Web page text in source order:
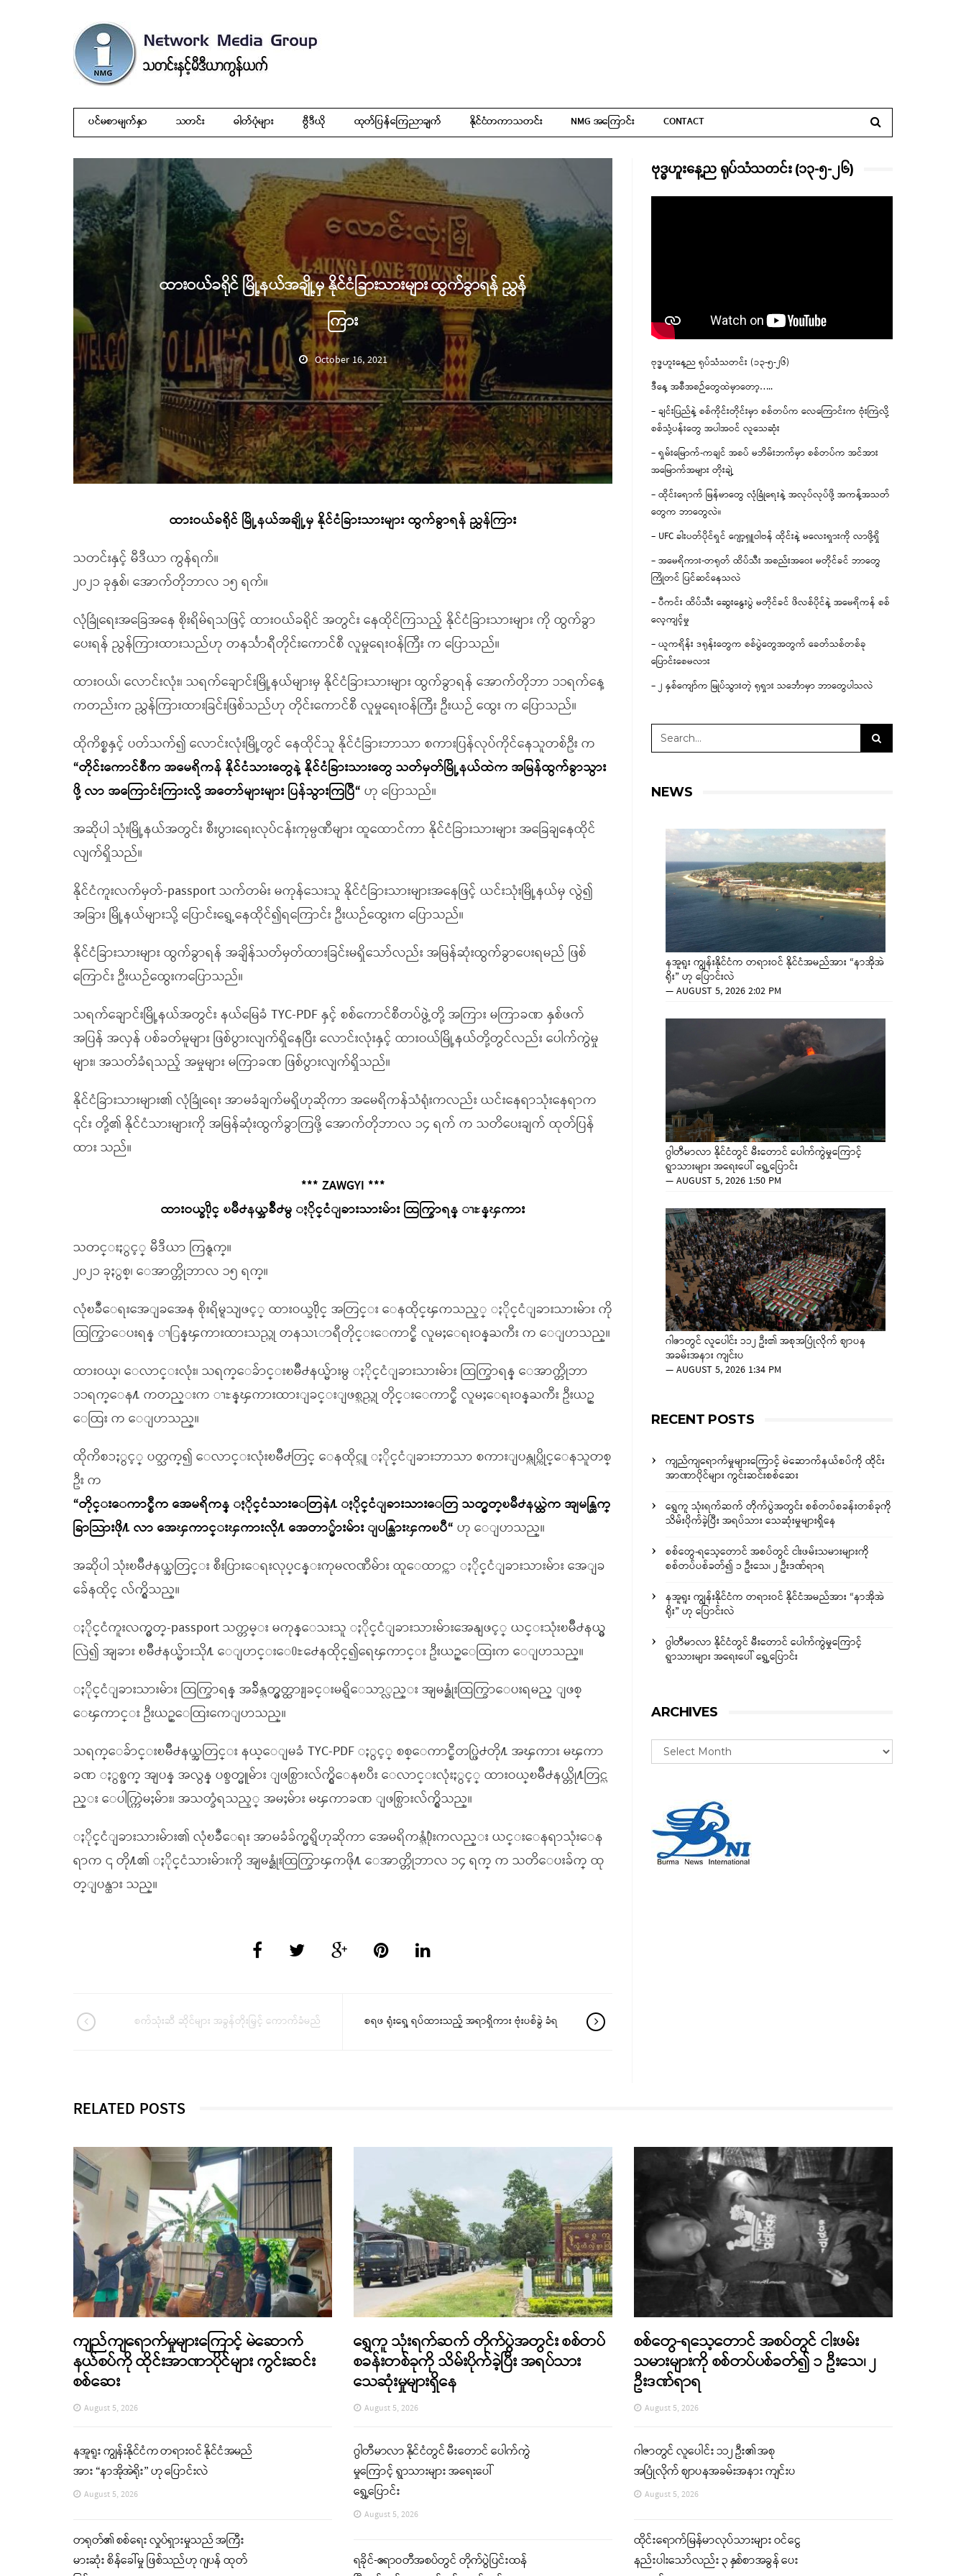
ပင်မစာမျက်နှာ သတင်း ဓါတ်ပုံများ ဗွီဒီယို ထုတ်ပြန်ကြေညာချက် နိုင်ငံတကာသတင်း NMG အကြောင်း CONTACT
ထားဝယ်ခရိုင် မြို့နယ်အချို့မှ နိုင်ငံခြားသားများ ထွက်ခွာရန် ညွှန်
ကြား
October 16, 2021
ထားဝယ်ခရိုင် မြို့နယ်အချို့မှ နိုင်ငံခြားသားများ ထွက်ခွာရန် ညွှန်ကြား
သတင်းနှင့် မီဒီယာ ကွန်ရက်။
၂၀၂၁ ခုနှစ်၊ အောက်တိုဘာလ ၁၅ ရက်။
လုံခြုံရေးအခြေအနေ စိုးရိမ်ရသဖြင့် ထားဝယ်ခရိုင် အတွင်း နေထိုင်ကြသည့် နိုင်ငံခြားသားများ ကို ထွက်ခွာ
ပေးရန် ညွန်ကြားထားသည်ဟု တနင်္သာရီတိုင်းကောင်စီ လူမှုရေးဝန်ကြီး က ပြောသည်။
ထားဝယ်၊ လောင်းလုံး၊ သရက်ချောင်းမြို့နယ်များမှ နိုင်ငံခြားသားများ ထွက်ခွာရန် အောက်တိုဘာ ၁၁ရက်နေ့
ကတည်းက ညွှန်ကြားထားခြင်းဖြစ်သည်ဟု တိုင်းကောင်စီ လူမှုရေးဝန်ကြီး ဦးယဉ် ထွေး က ပြောသည်။
ထိုကိစ္စနှင့် ပတ်သက်၍ လောင်းလုံးမြို့တွင် နေထိုင်သူ နိုင်ငံခြားဘာသာ စကားပြန်လုပ်ကိုင်နေသူတစ်ဦး က
“တိုင်းကောင်စီက အမေရိကန် နိုင်ငံသားတွေနဲ့ နိုင်ငံခြားသားတွေ သတ်မှတ်မြို့နယ်ထဲက အမြန်ထွက်ခွာသွား
ဖို့ လာ အကြောင်းကြားလို့ အတော်များများ ပြန်သွားကြပြီ“ ဟု ပြောသည်။
အဆိုပါ သုံးမြို့နယ်အတွင်း စီးပွားရေးလုပ်ငန်းကုမ္ပဏီများ ထူထောင်ကာ နိုင်ငံခြားသားများ အခြေချနေထိုင်
လျက်ရှိသည်။
နိုင်ငံကူးလက်မှတ်-passport သက်တမ်း မကုန်သေးသူ နိုင်ငံခြားသားများအနေဖြင့် ယင်းသုံးမြို့နယ်မှ လွဲ၍
အခြား မြို့နယ်များသို့ ပြောင်းရွှေ့နေထိုင်၍ရကြောင်း ဦးယဉ်ထွေးက ပြောသည်။
နိုင်ငံခြားသားများ ထွက်ခွာရန် အချိန်သတ်မှတ်ထားခြင်းမရှိသော်လည်း အမြန်ဆုံးထွက်ခွာပေးရမည် ဖြစ်
ကြောင်း ဦးယဉ်ထွေးကပြောသည်။
သရက်ချောင်းမြို့နယ်အတွင်း နယ်မြေခံ TYC-PDF နှင့် စစ်ကောင်စီတပ်ဖွဲ့တို့ အကြား မကြာခဏ နှစ်ဖက်
အပြန် အလှန် ပစ်ခတ်မူများ ဖြစ်ပွားလျက်ရှိနေပြီး လောင်းလုံးနှင့် ထားဝယ်မြို့နယ်တို့တွင်လည်း ပေါက်ကွဲမှု
များ၊ အသတ်ခံရသည့် အမှုများ မကြာခဏ ဖြစ်ပွားလျက်ရှိသည်။
နိုင်ငံခြားသားများ၏ လုံခြုံရေး အာမခံချက်မရှိဟုဆိုကာ အမေရိကန်သံရုံးကလည်း ယင်းနေရာသုံးနေရာက
၎င်း တို့၏ နိုင်ငံသားများကို အမြန်ဆုံးထွက်ခွာကြဖို့ အောက်တိုဘာလ ၁၄ ရက် က သတိပေးချက် ထုတ်ပြန်
ထား သည်။
*** ZAWGYI ***
ထားဝယ္ခ႐ိုင္ ၿမိဳ႕နယ္အခ်ိဳ႕မွ ႏိုင္ငံျခားသားမ်ား ထြက္ခြာရန္ ၫႊန္ၾကား
သတင္းႏွင့္ မီဒီယာ ကြန္ရက္။
၂၀၂၁ ခုႏွစ္၊ ေအာက္တိုဘာလ ၁၅ ရက္။
လုံၿခဳံေရးအေျခအေန စိုးရိမ္ရသျဖင့္ ထားဝယ္ခ႐ိုင္ အတြင္း ေနထိုင္ၾကသည့္ ႏိုင္ငံျခားသားမ်ား ကို
ထြက္ခြာေပးရန္ ၫြန္ၾကားထားသည္ဟု တနသၤာရီတိုင္းေကာင္စီ လူမႈေရးဝန္ႀကီး က ေျပာသည္။
ထားဝယ္၊ ေလာင္းလုံး၊ သရက္ေခ်ာင္းၿမိဳ႕နယ္မ်ားမွ ႏိုင္ငံျခားသားမ်ား ထြက္ခြာရန္ ေအာက္တိုဘာ
၁၁ရက္ေန႔ ကတည္းက ၫႊန္ၾကားထားျခင္းျဖစ္သည္ဟု တိုင္းေကာင္စီ လူမႈေရးဝန္ႀကီး ဦးယဥ္
ေထြး က ေျပာသည္။
ထိုကိစၥႏွင့္ ပတ္သက္၍ ေလာင္းလုံးၿမိဳ႕တြင္ ေနထိုင္သူ ႏိုင္ငံျခားဘာသာ စကားျပန္လုပ္ကိုင္ေနသူတစ္
ဦး က
“တိုင္းေကာင္စီက အေမရိကန္ ႏိုင္ငံသားေတြနဲ႔ ႏိုင္ငံျခားသားေတြ သတ္မွတ္ၿမိဳ႕နယ္ထဲက အျမန္ထြက္
ခြာသြားဖို႔ လာ အေၾကာင္းၾကားလို႔ အေတာ္မ်ားမ်ား ျပန္သြားၾကၿပီ“ ဟု ေျပာသည္။
အဆိုပါ သုံးၿမိဳ႕နယ္အတြင္း စီးပြားေရးလုပ္ငန္းကုမၸဏီမ်ား ထူေထာင္ကာ ႏိုင္ငံျခားသားမ်ား အေျခ
ခ်ေနထိုင္ လ်က္ရွိသည္။
ႏိုင္ငံကူးလက္မွတ္-passport သက္တမ္း မကုန္ေသးသူ ႏိုင္ငံျခားသားမ်ားအေနျဖင့္ ယင္းသုံးၿမိဳ႕နယ္မွ
လြဲ၍ အျခား ၿမိဳ႕နယ္မ်ားသို႔ ေျပာင္းေ႐ႊ႕ေနထိုင္၍ရေၾကာင္း ဦးယဥ္ေထြးက ေျပာသည္။
ႏိုင္ငံျခားသားမ်ား ထြက္ခြာရန္ အခ်ိန္သတ္မွတ္ထားျခင္းမရွိေသာ္လည္း အျမန္ဆုံးထြက္ခြာေပးရမည္ ျဖစ္
ေၾကာင္း ဦးယဥ္ေထြးကေျပာသည္။
သရက္ေခ်ာင္းၿမိဳ႕နယ္အတြင္း နယ္ေျမခံ TYC-PDF ႏွင့္ စစ္ေကာင္စီတပ္ဖြဲ႕တို႔ အၾကား မၾကာ
ခဏ ႏွစ္ဖက္ အျပန္ အလွန္ ပစ္ခတ္မူမ်ား ျဖစ္ပြားလ်က္ရွိေနၿပီး ေလာင္းလုံးႏွင့္ ထားဝယ္ၿမိဳ႕နယ္တို႔တြင္လ
ည္း ေပါက္ကြဲမႈမ်ား၊ အသတ္ခံရသည့္ အမႈမ်ား မၾကာခဏ ျဖစ္ပြားလ်က္ရွိသည္။
ႏိုင္ငံျခားသားမ်ား၏ လုံၿခဳံေရး အာမခံခ်က္မရွိဟုဆိုကာ အေမရိကန္သံ႐ုံးကလည္း ယင္းေနရာသုံးေန
ရာက ၎ တို႔၏ ႏိုင္ငံသားမ်ားကို အျမန္ဆုံးထြက္ခြာၾကဖို႔ ေအာက္တိုဘာလ ၁၄ ရက္ က သတိေပးခ်က္ ထု
တ္ျပန္ထား သည္။
စက်သုံးဆီ ဆိုင်များ အခွန်တိုးမြှင့် ကောက်ခံမည် စရဖ ရုံးရှေ့ ရပ်ထားသည့် အရာရှိကား ဗုံးပစ်ခွဲ ခံရ
ဗုဒ္ဓဟူးနေ့ည ရုပ်သံသတင်း (၁၃-၅-၂၆)
ဗုဒ္ဓဟူးနေ့ည ရုပ်သံသတင်း (၁၃-၅-၂၆)
ဒီနေ့ အစီအစဉ်တွေထဲမှာတော့…..
– ချင်းပြည်နဲ့ စစ်ကိုင်းတိုင်းမှာ စစ်တပ်က လေကြောင်းက ဗုံးကြဲလို့
စစ်သုံ့ပန်းတွေ အပါအဝင် လူသေဆုံး
– ရှမ်းမြောက်-ကချင် အစပ် မဘိမ်းဘက်မှာ စစ်တပ်က အင်အား
အမြောက်အများ တိုးချဲ့
– ထိုင်းရောက် မြန်မာတွေ လုံခြုံရေးနဲ့ အလုပ်လုပ်ဖို့ အကန့်အသတ်
တွေက ဘာတွေလဲ။
– UFC ခါးပတ်ပိုင်ရှင် ဂျော့ရှူဝါဗန် ထိုင်းနဲ့ မလေးရှားကို လာဖို့ရှိ
– အမေရိကား-တရုတ် ထိပ်သီး အစည်းအဝေး မတိုင်ခင် ဘာတွေ
ကြိုတင် ပြင်ဆင်နေသလဲ
– ပီကင်း ထိပ်သီး ဆွေးနွေးပွဲ မတိုင်ခင် ဖိလစ်ပိုင်နဲ့ အမေရိကန် စစ်
လေ့ကျင့်မှု
– ယူကရိန်း ဒရုန်းတွေက စစ်ပွဲတွေအတွက် ခေတ်သစ်တစ်ခု
ပြောင်းစေမလား
– ၂ နှစ်ကျော်က မြုပ်သွားတဲ့ ရုရှား သင်္ဘောမှာ ဘာတွေပါသလဲ
NEWS
နအူရူး ကျွန်းနိုင်ငံက တရားဝင် နိုင်ငံအမည်အား “နာအိုအဲ
ရိုး” ဟု ပြောင်းလဲ
—AUGUST 5, 2026 2:02 PM
ဂွါတီမာလာ နိုင်ငံတွင် မီးတောင် ပေါက်ကွဲမှုကြောင့်
ရွာသားများ အရေးပေါ် ရွှေ့ပြောင်း
—AUGUST 5, 2026 1:50 PM
ဂါဇာတွင် လူပေါင်း ၁၁၂ ဦး၏ အစုအပြုံလိုက် ဈာပန
အခမ်းအနား ကျင်းပ
—AUGUST 5, 2026 1:34 PM
RECENT POSTS
ကျည်ကျရောက်မှုများကြောင့် မဲဆောက်နယ်စပ်ကို ထိုင်း
အာဏာပိုင်များ ကွင်းဆင်းစစ်ဆေး
ရွှေကူ သုံးရက်ဆက် တိုက်ပွဲအတွင်း စစ်တပ်စခန်းတစ်ခုကို
သိမ်းပိုက်ခဲ့ပြီး အရပ်သား သေဆုံးမှုများရှိနေ
စစ်တွေ-ရသေ့တောင် အစပ်တွင် ငါးဖမ်းသမားများကို
စစ်တပ်ပစ်ခတ်၍ ၁ ဦးသေ၊ ၂ ဦးဒဏ်ရာရ
နအူရူး ကျွန်းနိုင်ငံက တရားဝင် နိုင်ငံအမည်အား “နာအိုအဲ
ရိုး” ဟု ပြောင်းလဲ
ဂွါတီမာလာ နိုင်ငံတွင် မီးတောင် ပေါက်ကွဲမှုကြောင့်
ရွာသားများ အရေးပေါ် ရွှေ့ပြောင်း
ARCHIVES
RELATED POSTS
ကျည်ကျရောက်မှုများကြောင့် မဲဆောက်
နယ်စပ်ကို ထိုင်းအာဏာပိုင်များ ကွင်းဆင်း
စစ်ဆေး
August 5, 2026
နအူရူး ကျွန်းနိုင်ငံက တရားဝင် နိုင်ငံအမည်
အား “နာအိုအဲရိုး” ဟု ပြောင်းလဲ
August 5, 2026
တရုတ်၏ စစ်ရေး လှုပ်ရှားမှုသည် အကြီး
မားဆုံး စိန်ခေါ်မှု ဖြစ်သည်ဟု ဂျပန် ထုတ်
ရွှေကူ သုံးရက်ဆက် တိုက်ပွဲအတွင်း စစ်တပ်
စခန်းတစ်ခုကို သိမ်းပိုက်ခဲ့ပြီး အရပ်သား
သေဆုံးမှုများရှိနေ
August 5, 2026
ဂွါတီမာလာ နိုင်ငံတွင် မီးတောင် ပေါက်ကွဲ
မှုကြောင့် ရွာသားများ အရေးပေါ်
ရွှေ့ပြောင်း
August 5, 2026
ရခိုင်-ဧရာဝတီအစပ်တွင် တိုက်ပွဲပြင်းထန်
စစ်တွေ-ရသေ့တောင် အစပ်တွင် ငါးဖမ်း
သမားများကို စစ်တပ်ပစ်ခတ်၍ ၁ ဦးသေ၊ ၂
ဦးဒဏ်ရာရ
August 5, 2026
ဂါဇာတွင် လူပေါင်း ၁၁၂ ဦး၏ အစု
အပြုံလိုက် ဈာပနအခမ်းအနား ကျင်းပ
August 5, 2026
ထိုင်းရောက်မြန်မာလုပ်သားများ ဝင်ငွေ
နည်းပါးသော်လည်း ၃ နှစ်စာအခွန် ပေး